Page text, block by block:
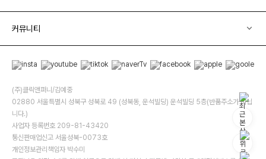
커뮤니티
(주)클릭앤퍼니/김예중
02880 서울특별시 성북구 성북로 49 (성북동, 운석빌딩) 운석빌딩 5층(반품주소가 아닙
니다.)
사업자 등록번호 209-81-43420
통신판매업신고 서울성북-0073호
개인정보관리책임자 박수미